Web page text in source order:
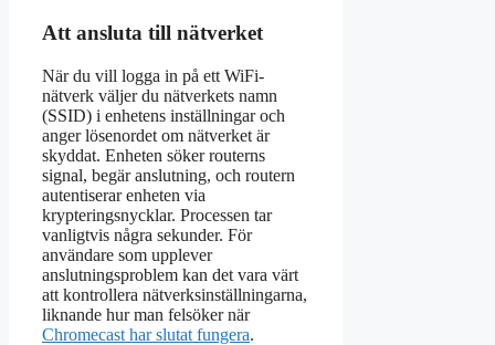
Att ansluta till nätverket
När du vill logga in på ett WiFi-
nätverk väljer du nätverkets namn
(SSID) i enhetens inställningar och
anger lösenordet om nätverket är
skyddat. Enheten söker routerns
signal, begär anslutning, och routern
autentiserar enheten via
krypteringsnycklar. Processen tar
vanligtvis några sekunder. För
användare som upplever
anslutningsproblem kan det vara värt
att kontrollera nätverksinställningarna,
liknande hur man felsöker när
Chromecast har slutat fungera.